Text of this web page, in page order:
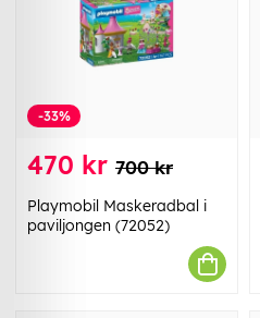
-33%
470 kr 700 kr
Playmobil Maskeradbal i
paviljongen (72052)